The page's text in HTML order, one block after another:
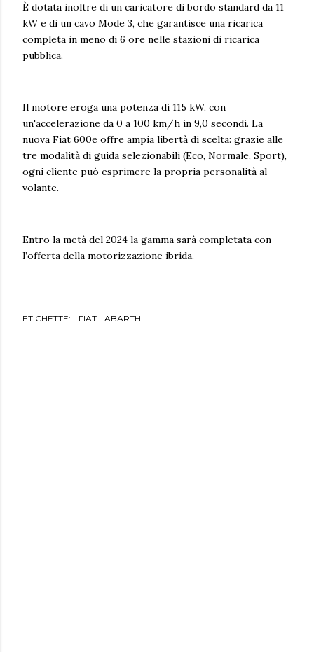
È dotata inoltre di un caricatore di bordo standard da 11
kW e di un cavo Mode 3, che garantisce una ricarica
completa in meno di 6 ore nelle stazioni di ricarica
pubblica.
Il motore eroga una potenza di 115 kW, con
un'accelerazione da 0 a 100 km/h in 9,0 secondi. La
nuova Fiat 600e offre ampia libertà di scelta: grazie alle
tre modalità di guida selezionabili (Eco, Normale, Sport),
ogni cliente può esprimere la propria personalità al
volante.
Entro la metà del 2024 la gamma sarà completata con
l’offerta della motorizzazione ibrida.
ETICHETTE: - FIAT - ABARTH -